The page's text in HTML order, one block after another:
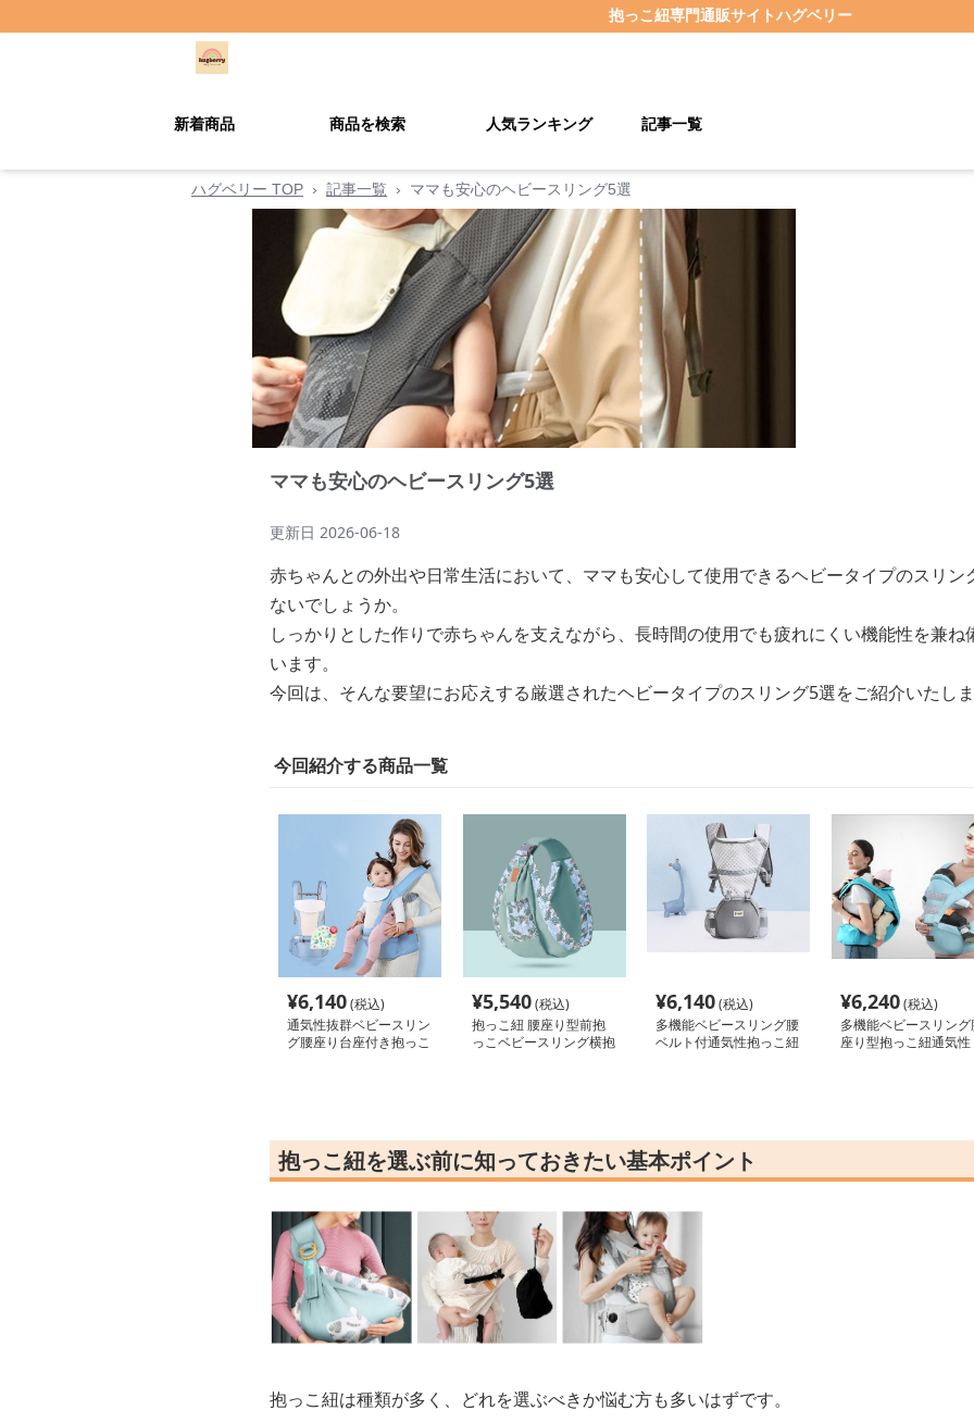
抱っこ紐専門通販サイトハグベリー
新着商品 商品を検索 人気ランキング 記事一覧
ハグベリー TOP › 記事一覧 › ママも安心のヘビースリング5選
ママも安心のヘビースリング5選
更新日 2026-06-18
赤ちゃんとの外出や日常生活において、ママも安心して使用できるヘビータイプのスリ
ないでしょうか。
しっかりとした作りで赤ちゃんを支えながら、長時間の使用でも疲れにくい機能性を兼
います。
今回は、そんな要望にお応えする厳選されたヘビータイプのスリング5選をご紹介いたし
今回紹介する商品一覧
¥6,140(税込)
通気性抜群ベビースリン
グ腰座り台座付き抱っこ
¥5,540(税込)
抱っこ紐 腰座り型前抱
っこベビースリング横抱
¥6,140(税込)
多機能ベビースリング腰
ベルト付通気性抱っこ紐
¥6,240(税込)
多機能ベビースリング
座り型抱っこ紐通気性
抱っこ紐を選ぶ前に知っておきたい基本ポイント
抱っこ紐は種類が多く、どれを選ぶべきか悩む方も多いはずです。